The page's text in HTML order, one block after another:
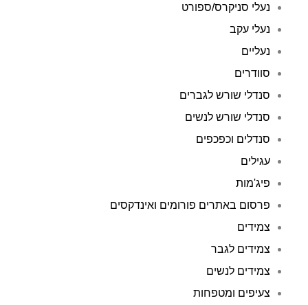
נעלי סניקרס/ספורט
נעלי עקב
נעליים
סוודרים
סנדלי שורש לגברים
סנדלי שורש לנשים
סנדלים וכפכפים
עגילים
פיג'מות
פרסום באתרים פורומים ואינדקסים
צמידים
צמידים לגבר
צמידים לנשים
צעיפים ומטפחות